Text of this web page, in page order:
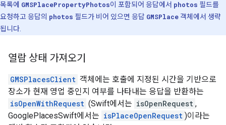
목록에 GMSPlacePropertyPhotos이 포함되어 응답에서 photos 필드를
요청하고 응답의 photos 필드가 비어 있으면 응답 GMSPlace 객체에서 생략
됩니다.
열람 상태 가져오기
GMSPlacesClient 객체에는 호출에 지정된 시간을 기반으로
장소가 현재 영업 중인지 여부를 나타내는 응답을 반환하는
isOpenWithRequest (Swift에서는 isOpenRequest ,
GooglePlacesSwift에서는 isPlaceOpenRequest )이라는